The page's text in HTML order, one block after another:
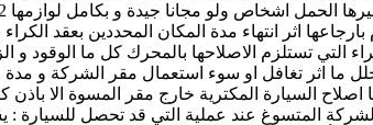
اثر انتهاء مدة المكان المحددين بعقد
التي تستلزم الاصلاحها بالمحرك كل ما الوقود و
عند حصول عطب ميكانيكي للسيارة او خلل ما اثر تغافل او سوء استعمال مقر
اصلاح السيارة المكترية خارج مقر المسوة الا